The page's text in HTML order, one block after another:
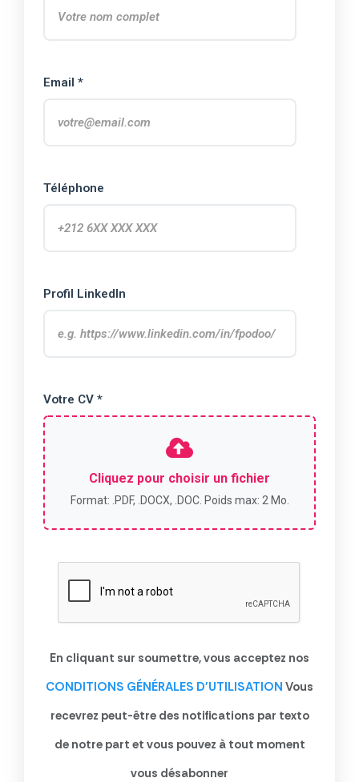
Email *
Téléphone
Profil LinkedIn
Votre CV *
Cliquez pour choisir un fichier
Format: .PDF, .DOCX, .DOC. Poids max: 2 Mo.
En cliquant sur soumettre, vous acceptez nos
CONDITIONS GÉNÉRALES D'UTILISATION Vous
recevrez peut-être des notifications par texto
de notre part et vous pouvez à tout moment
vous désabonner